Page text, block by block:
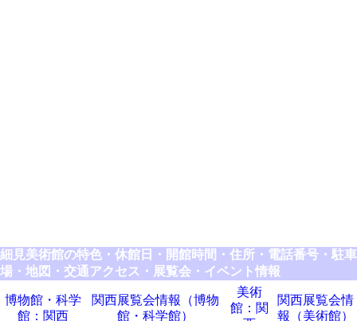
細見美術館の特色・休館日・開館時間・住所・電話番号・駐車
場・地図・交通アクセス・展覧会・イベント情報
博物館・科学
館：関西
関西展覧会情報（博物
館・科学館）
美術
館：関
関西展覧会情
報（美術館）